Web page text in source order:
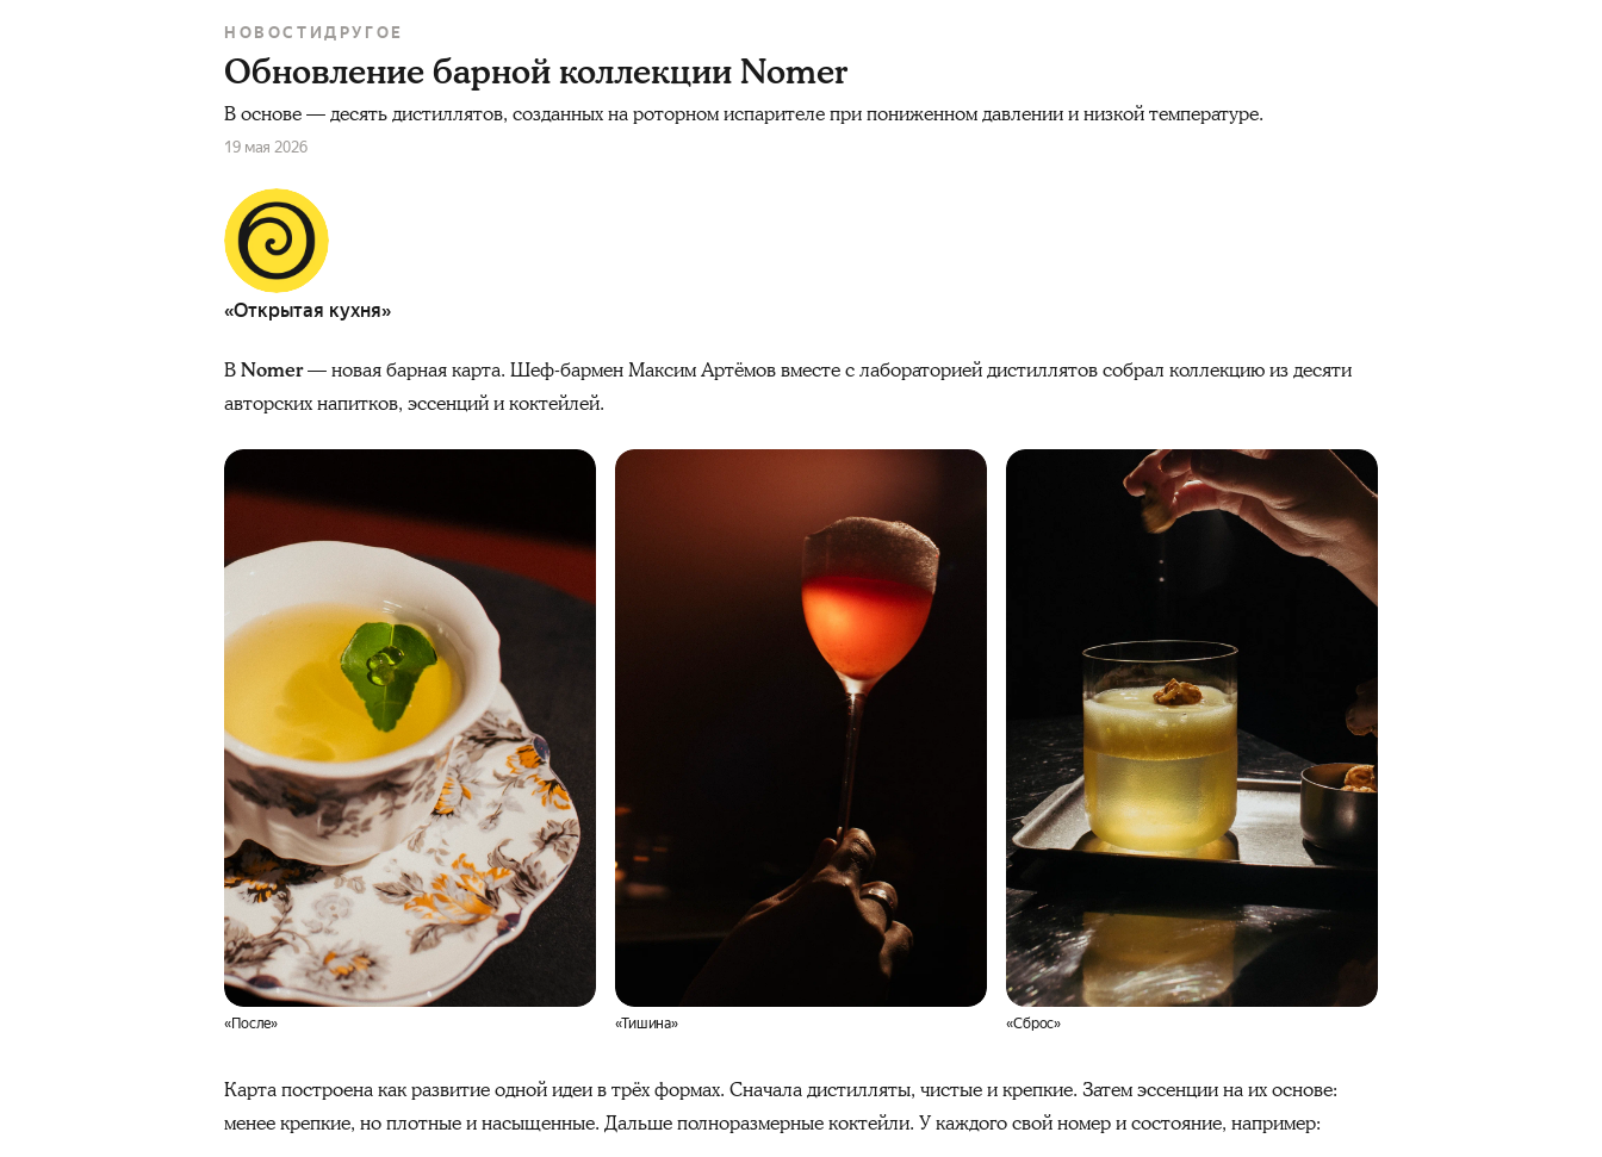
НОВОСТИДРУГОЕ
Обновление барной коллекции Nomer
В основе — десять дистиллятов, созданных на роторном испарителе при пониженном давлении и низкой температуре.
19 мая 2026
«Открытая кухня»
ВNomer— новая барная карта. Шеф-бармен Максим Артёмов вместе с лабораторией дистиллятов собрал коллекцию из десяти
авторских напитков, эссенций и коктейлей.
«После» «Тишина» «Сброс»
Карта построена как развитие одной идеи в трёх формах. Сначала дистилляты, чистые и крепкие. Затем эссенции на их основе:
менее крепкие, но плотные и насыщенные. Дальше полноразмерные коктейли. У каждого свой номер и состояние, например: